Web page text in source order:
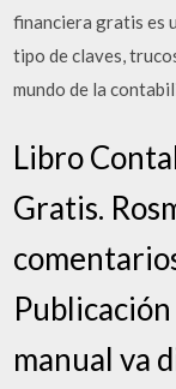
financiera gratis es
tipo de claves,
mundo de la
Libro
Gratis.
manual va